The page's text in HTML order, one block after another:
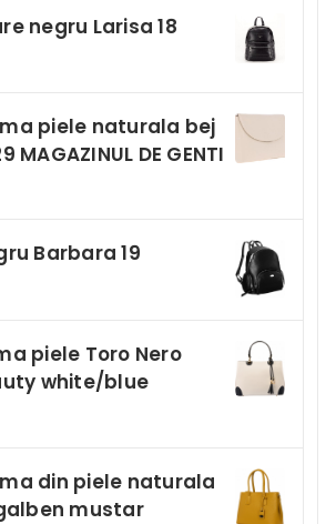
negru Larisa 18
piele naturala bej
MAGAZINUL DE GENTI
Barbara 19
piele Toro Nero
white/blue
din piele naturala
mustar